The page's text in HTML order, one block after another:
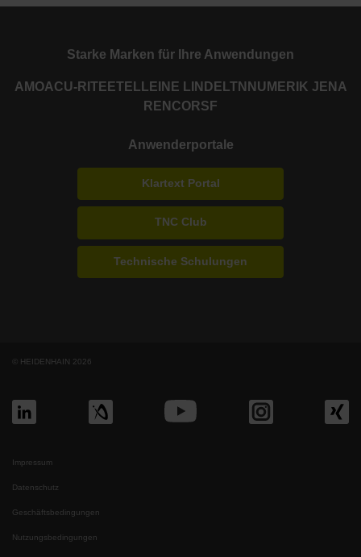
Starke Marken für Ihre Anwendungen
AMOACU-RITE ETEL LEINE LINDE LTN NUMERIK JENA
RENCORSF
Anwenderportale
Klartext Portal
TNC Club
Technische Schulungen
© HEIDENHAIN 2026
Impressum
Datenschutz
Geschäftsbedingungen
Nutzungsbedingungen